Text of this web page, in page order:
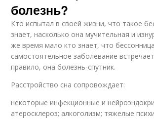
болезнь?
Кто испытал в своей жизни, что такое
знает, насколько она мучительная и
же время мало кто знает, что
самостоятельное заболевание
правило, она болезнь-спутник.
Расстройство сна сопровождает:
некоторые инфекционные и
атеросклероз; алкоголизм; тяжелые